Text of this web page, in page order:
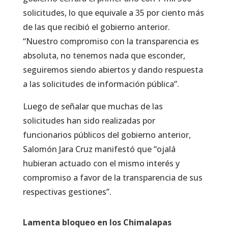
solicitudes, lo que equivale a 35 por ciento más
de las que recibió el gobierno anterior.
“Nuestro compromiso con la transparencia es
absoluta, no tenemos nada que esconder,
seguiremos siendo abiertos y dando respuesta
a las solicitudes de información pública”.
Luego de señalar que muchas de las
solicitudes han sido realizadas por
funcionarios públicos del gobierno anterior,
Salomón Jara Cruz manifestó que “ojalá
hubieran actuado con el mismo interés y
compromiso a favor de la transparencia de sus
respectivas gestiones”.
Lamenta bloqueo en los Chimalapas